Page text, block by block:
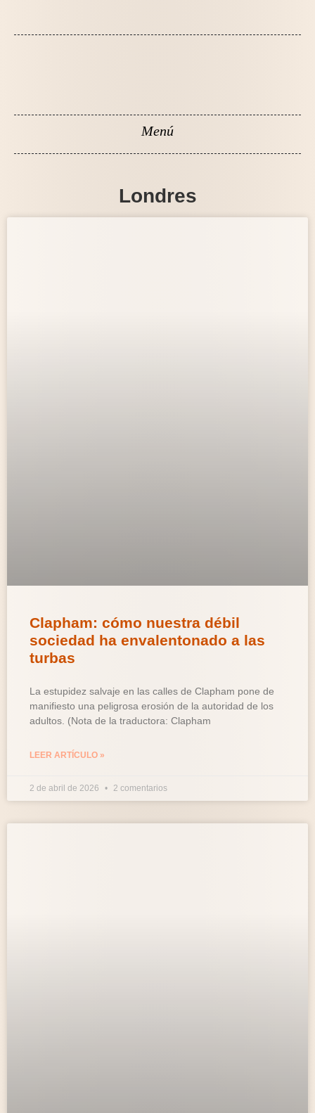
Londres
Clapham: cómo nuestra débil
sociedad ha envalentonado a las
turbas
La estupidez salvaje en las calles de Clapham pone de
manifiesto una peligrosa erosión de la autoridad de los
adultos. (Nota de la traductora: Clapham
LEER ARTÍCULO »
2 de abril de 2026 2 comentarios